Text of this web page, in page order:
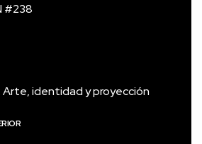
#238
Arte, identidad y proyección